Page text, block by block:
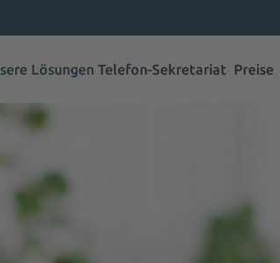
Lösungen Telefon-Sekretariat Preise